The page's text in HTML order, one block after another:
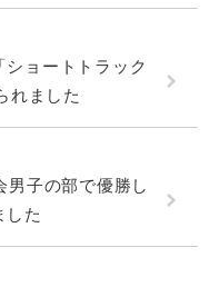
ョートトラック
れました
男子の部で優勝し
した